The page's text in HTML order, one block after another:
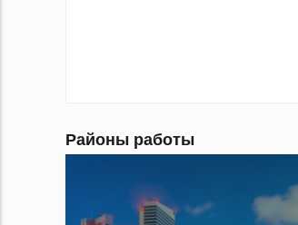
Районы работы